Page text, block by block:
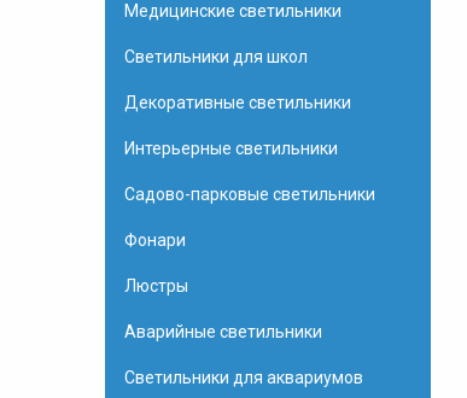
Медицинские светильники
Светильники для школ
Декоративные светильники
Интерьерные светильники
Садово-парковые светильники
Фонари
Люстры
Аварийные светильники
Светильники для аквариумов